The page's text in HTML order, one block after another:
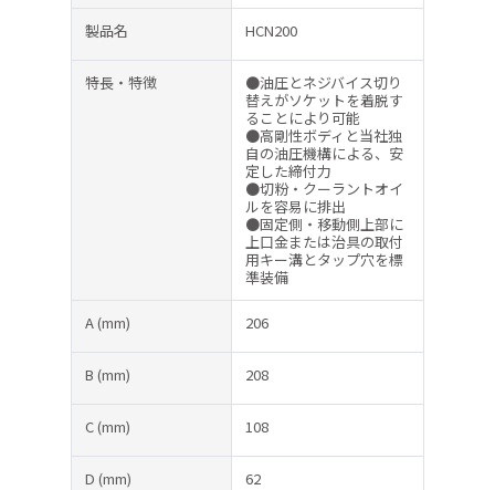
製品名 HCN200
特長・特徴
●油圧とネジバイス切り
替えがソケットを着脱す
ることにより可能
●高剛性ボディと当社独
自の油圧機構による、安
定した締付力
●切粉・クーラントオイ
ルを容易に排出
●固定側・移動側上部に
上口金または治具の取付
用キー溝とタップ穴を標
準装備
A(mm) 206
B (mm) 208
C(mm) 108
D (mm) 62